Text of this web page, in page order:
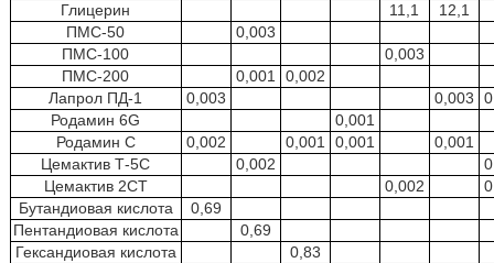
Глицерин
11,1
12,1
ПМС-50
0,003
ПМС-100
0,003
ПМС-200
0,001
0,002
Лапрол ПД-1
0,003 0,003
Родамин 6G
0,001
Родамин С
0,002 0,001 0,001
0,001
Цемактив Т-5С
0,002
Цемактив 2СТ
0,002
Бутандиовая кислота
0,69
Пентандиовая кислота
0,69
Гександиовая кислота
0,83